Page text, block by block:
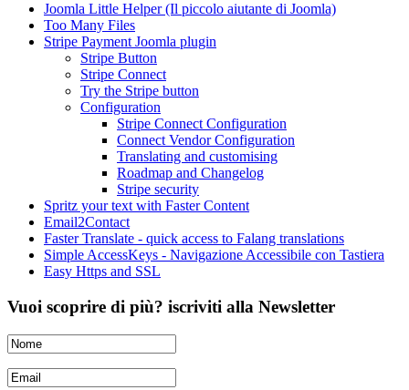
Joomla Little Helper (Il piccolo aiutante di Joomla)
Too Many Files
Stripe Payment Joomla plugin
Stripe Button
Stripe Connect
Try the Stripe button
Configuration
Stripe Connect Configuration
Connect Vendor Configuration
Translating and customising
Roadmap and Changelog
Stripe security
Spritz your text with Faster Content
Email2Contact
Faster Translate - quick access to Falang translations
Simple AccessKeys - Navigazione Accessibile con Tastiera
Easy Https and SSL
Vuoi scoprire di più? iscriviti alla Newsletter